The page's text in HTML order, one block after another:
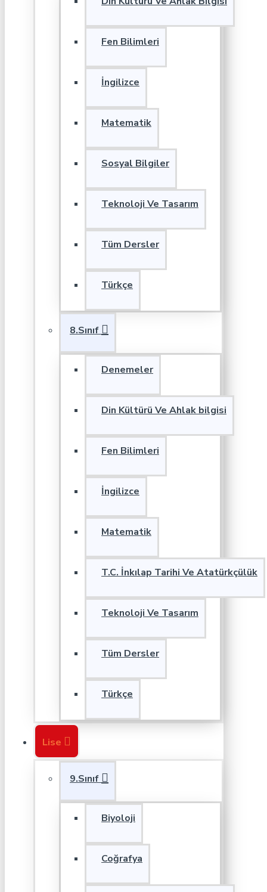
Fen Bilimleri
İngilizce
Matematik
Sosyal Bilgiler
Teknoloji Ve Tasarım
Tüm Dersler
Türkçe
8.Sınıf
Denemeler
Din Kültürü Ve Ahlak bilgisi
Fen Bilimleri
İngilizce
Matematik
T.C. İnkılap Tarihi Ve Atatürkçülük
Teknoloji Ve Tasarım
Tüm Dersler
Türkçe
Lise
9.Sınıf
Biyoloji
Coğrafya